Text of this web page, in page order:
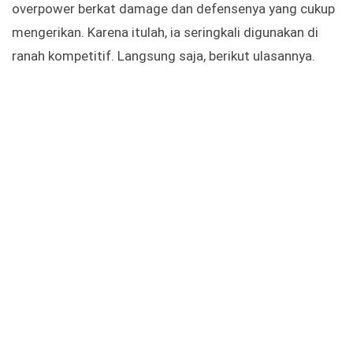
overpower berkat damage dan defensenya yang cukup
mengerikan. Karena itulah, ia seringkali digunakan di
ranah kompetitif. Langsung saja, berikut ulasannya.